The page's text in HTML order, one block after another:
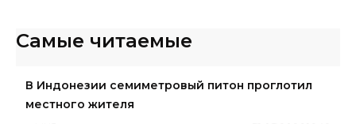
Самые читаемые
В Индонезии семиметровый питон проглотил
местного жителя